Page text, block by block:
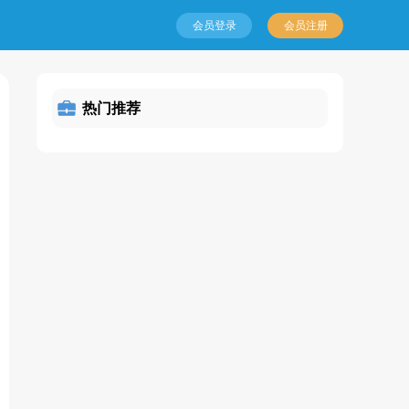
会员登录 会员注册
热门推荐